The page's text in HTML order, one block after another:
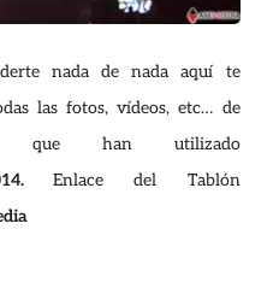
nada de nada aquí te
las fotos, vídeos, etc… de
que han utilizado
Enlace del Tablón